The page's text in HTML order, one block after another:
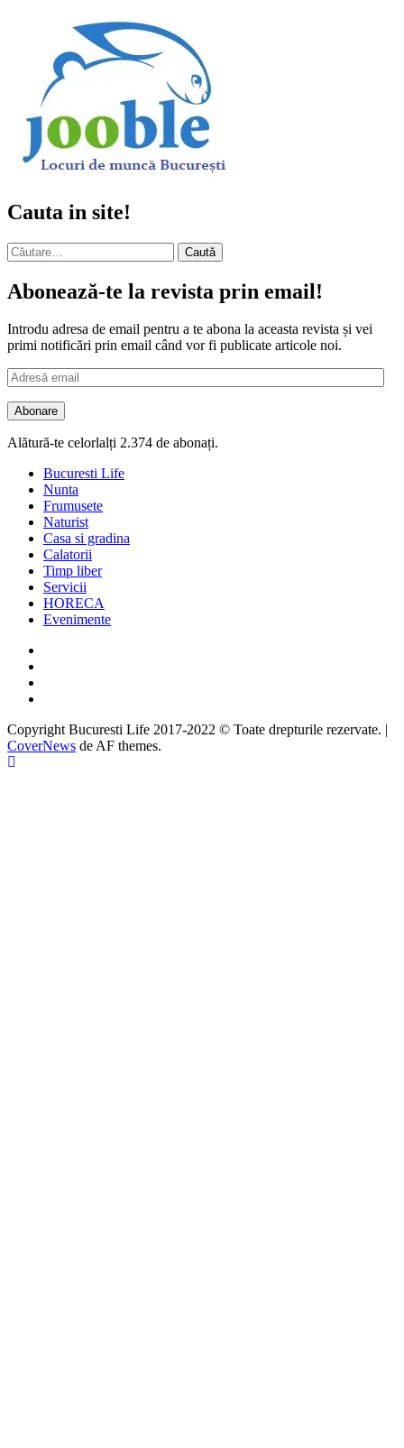
Cauta in site!
Caută
după:
Abonează-te la revista prin email!
Introdu adresa de email pentru a te abona la aceasta revista și vei
primi notificări prin email când vor fi publicate articole noi.
Adresă
email
Abonare
Alătură-te celorlalți 2.374 de abonați.
Bucuresti Life
Nunta
Frumusete
Naturist
Casa si gradina
Calatorii
Timp liber
Servicii
HORECA
Evenimente
Copyright Bucuresti Life 2017-2022 © Toate drepturile rezervate. |
CoverNews de AF themes.